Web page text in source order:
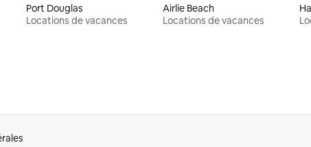
Port Douglas
Locations de vacances
Airlie Beach
Locations de vacances